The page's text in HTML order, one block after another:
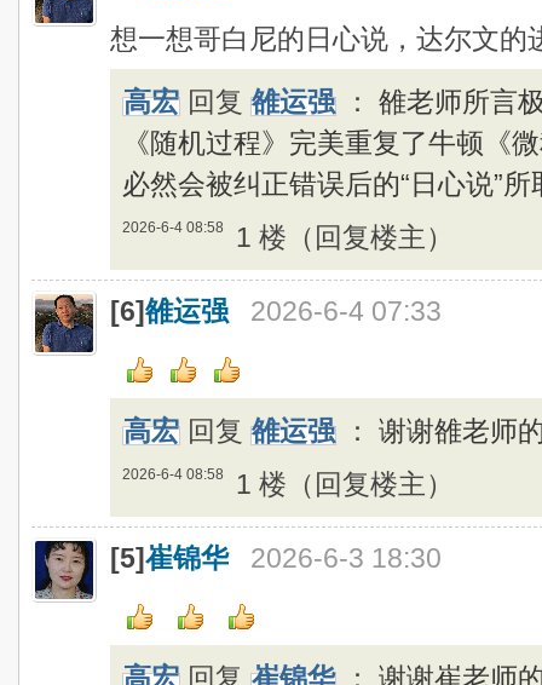
想一想哥白尼的日心说，达尔文的
高宏 回复 雒运强 ： 雒老师所言
《随机过程》完美重复了牛顿《
必然会被纠正错误后的“日心说”
2026-6-4 08:58 1 楼（回复楼主）
[6]雒运强 2026-6-4 07:33
高宏 回复 雒运强 ： 谢谢雒老师
2026-6-4 08:58 1 楼（回复楼主）
[5]崔锦华 2026-6-3 18:30
高宏 回复 崔锦华 ： 谢谢崔老师